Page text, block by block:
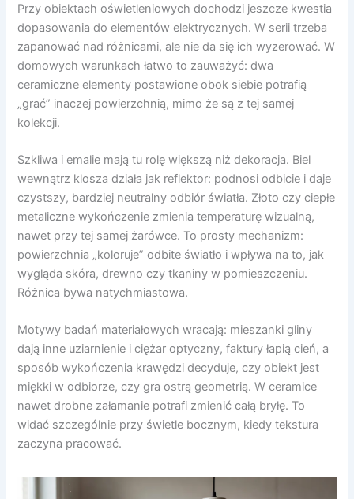
Przy obiektach oświetleniowych dochodzi jeszcze kwestia
dopasowania do elementów elektrycznych. W serii trzeba
zapanować nad różnicami, ale nie da się ich wyzerować. W
domowych warunkach łatwo to zauważyć: dwa
ceramiczne elementy postawione obok siebie potrafią
„grać” inaczej powierzchnią, mimo że są z tej samej
kolekcji.
Szkliwa i emalie mają tu rolę większą niż dekoracja. Biel
wewnątrz klosza działa jak reflektor: podnosi odbicie i daje
czystszy, bardziej neutralny odbiór światła. Złoto czy ciepłe
metaliczne wykończenie zmienia temperaturę wizualną,
nawet przy tej samej żarówce. To prosty mechanizm:
powierzchnia „koloruje” odbite światło i wpływa na to, jak
wygląda skóra, drewno czy tkaniny w pomieszczeniu.
Różnica bywa natychmiastowa.
Motywy badań materiałowych wracają: mieszanki gliny
dają inne uziarnienie i ciężar optyczny, faktury łapią cień, a
sposób wykończenia krawędzi decyduje, czy obiekt jest
miękki w odbiorze, czy gra ostrą geometrią. W ceramice
nawet drobne załamanie potrafi zmienić całą bryłę. To
widać szczególnie przy świetle bocznym, kiedy tekstura
zaczyna pracować.